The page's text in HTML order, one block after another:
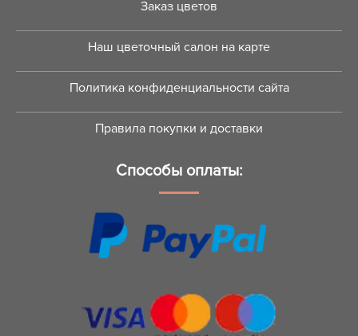
Заказ цветов
Наш цветочный салон на карте
Политика конфиденциальности сайта
Правила покупки и доставки
Способы оплаты: